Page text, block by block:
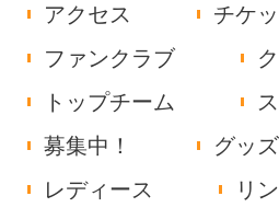
アクセス
チケ
ファンクラブ
トップチーム
募集中！
グッズ
レディース
リ